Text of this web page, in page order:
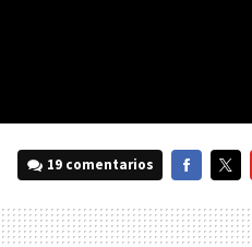
19 comentarios